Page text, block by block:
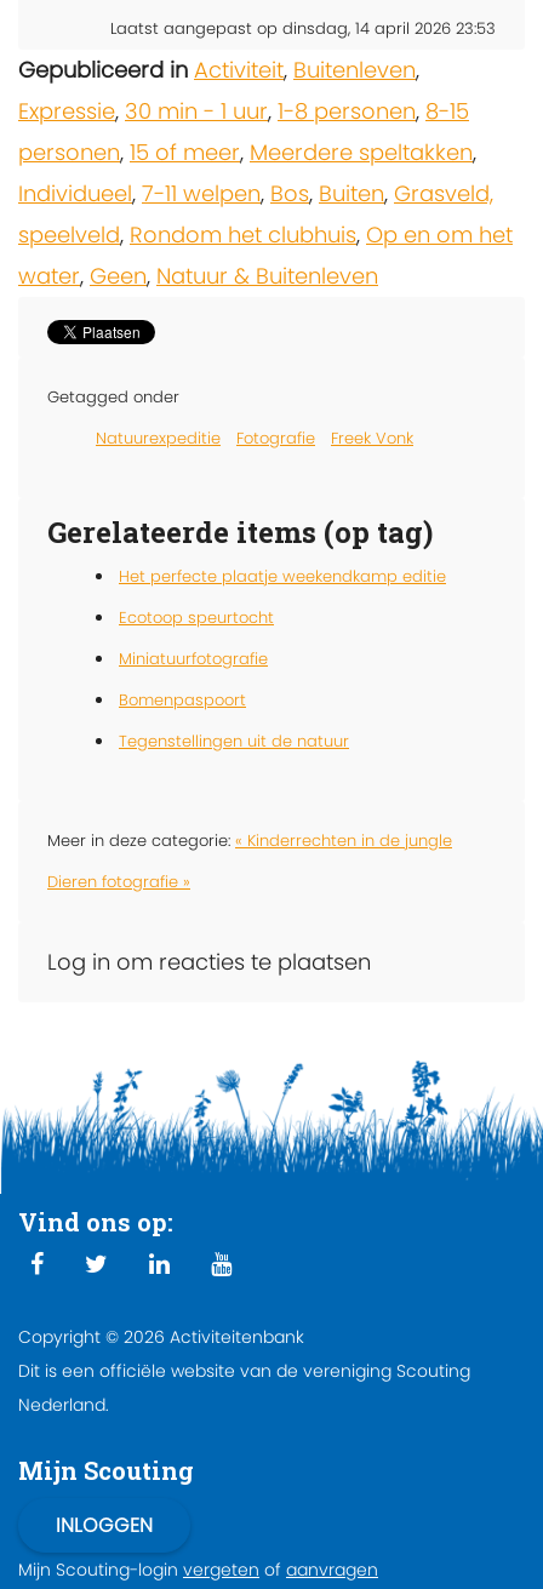
Laatst aangepast op dinsdag, 14 april 2026 23:53
Gepubliceerd in Activiteit, Buitenleven,
Expressie, 30 min - 1 uur, 1-8 personen, 8-15
personen, 15 of meer, Meerdere speltakken,
Individueel, 7-11 welpen, Bos, Buiten, Grasveld,
speelveld, Rondom het clubhuis, Op en om het
water, Geen, Natuur & Buitenleven
Getagged onder
Natuurexpeditie
Fotografie Freek Vonk
Gerelateerde items (op tag)
Het perfecte plaatje weekendkamp editie
Ecotoop speurtocht
Miniatuurfotografie
Bomenpaspoort
Tegenstellingen uit de natuur
Meer in deze categorie: « Kinderrechten in de jungle
Dieren fotografie »
Log in om reacties te plaatsen
Vind ons op:
Copyright © 2026 Activiteitenbank
Dit is een officiële website van de vereniging Scouting
Nederland.
Mijn Scouting
Mijn Scouting-login vergeten of aanvragen